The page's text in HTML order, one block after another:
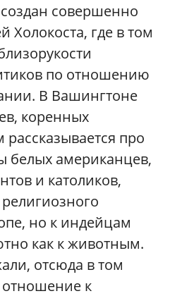
совершенно
где в том
по отношению
В Вашингтоне
коренных
про
белых американцев,
и католиков,
но к индейцам
как к животным.
отсюда в том
к